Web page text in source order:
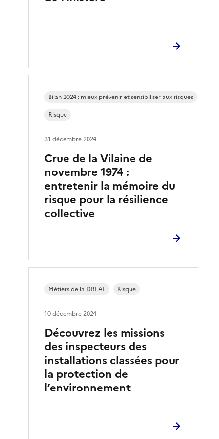
Crue de la Vilaine de
novembre 1974 :
entretenir la mémoire du
risque pour la résilience
collective
Bilan 2024 : mieux prévenir et sensibiliser aux risques
Risque
31 décembre 2024
Découvrez les missions
des inspecteurs des
installations classées pour
la protection de
l’environnement
Métiers de la DREAL Risque
10 décembre 2024